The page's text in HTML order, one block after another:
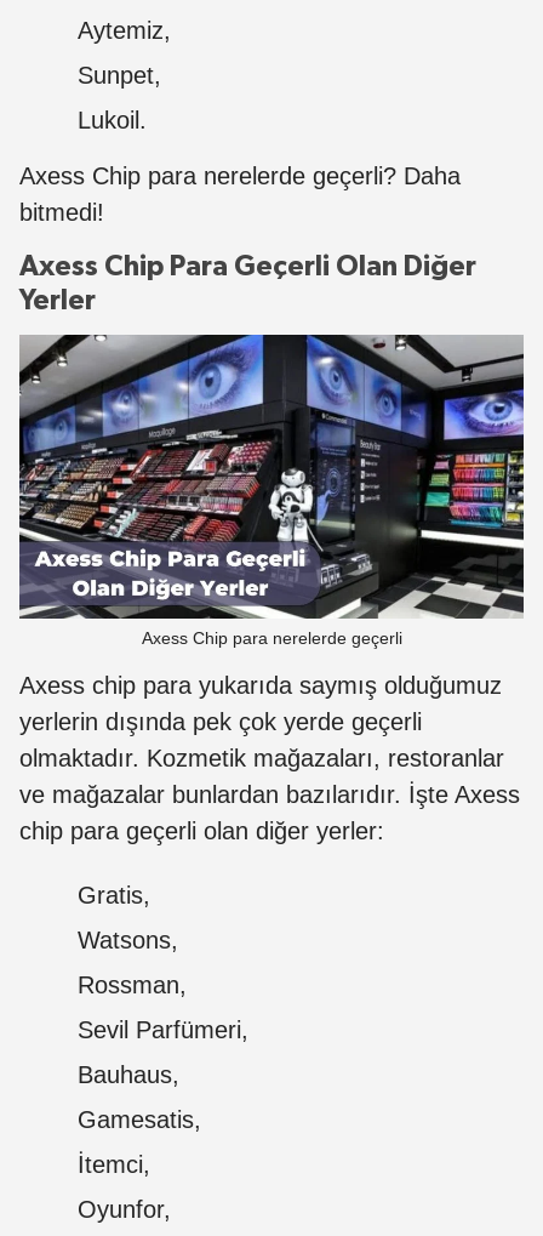
Aytemiz,
Sunpet,
Lukoil.
Axess Chip para nerelerde geçerli? Daha
bitmedi!
Axess Chip Para Geçerli Olan Diğer
Yerler
Axess Chip para nerelerde geçerli
Axess chip para yukarıda saymış olduğumuz
yerlerin dışında pek çok yerde geçerli
olmaktadır. Kozmetik mağazaları, restoranlar
ve mağazalar bunlardan bazılarıdır. İşte Axess
chip para geçerli olan diğer yerler:
Gratis,
Watsons,
Rossman,
Sevil Parfümeri,
Bauhaus,
Gamesatis,
İtemci,
Oyunfor,